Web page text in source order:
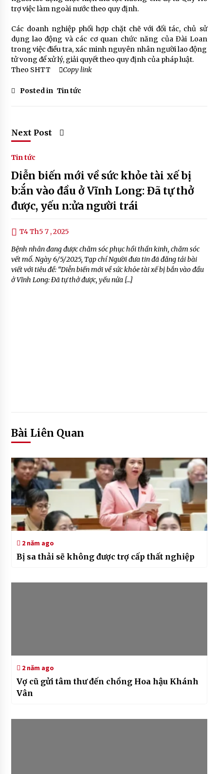
trợ việc làm ngoài nước theo quy định.
Các doanh nghiệp phối hợp chặt chẽ với đối tác, chủ sử
dụng lao động và các cơ quan chức năng của Đài Loan
trong việc điều tra, xác minh nguyên nhân người lao động
tử vong để xử lý, giải quyết theo quy định của pháp luật.
Theo SHTT
Copy link
Posted in Tin tức
Next Post
Tin tức
Diễn biến mới về sức khỏe tài xế bị
b:ắn vào đầu ở Vĩnh Long: Đã tự thở
được, yếu n:ửa người trái
T4 Th5 7 , 2025
Bệnh nhân đang được chăm sóc phục hồi thần kinh, chăm sóc
vết mổ. Ngày 6/5/2025, Tạp chí Người đưa tin đã đăng tải bài
viết với tiêu đề: “Diễn biến mới về sức khỏe tài xế bị bắn vào đầu
ở Vĩnh Long: Đã tự thở được, yếu nửa […]
Bài Liên Quan
2 năm ago
Bị sa thải sẽ không được trợ cấp thất nghiệp
2 năm ago
Vợ cũ gửi tâm thư đến chồng Hoa hậu Khánh
Vân